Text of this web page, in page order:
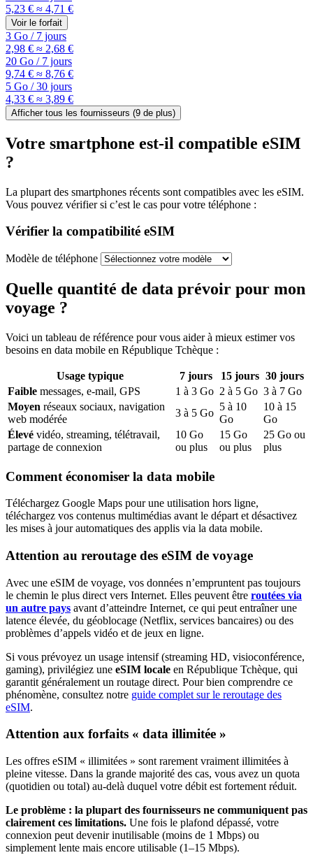
5,23 € ≈ 4,71 €
Voir le forfait
3 Go /7 jours
2,98 € ≈ 2,68 €
20 Go /7 jours
9,74 € ≈ 8,76 €
5 Go /30 jours
4,33 € ≈ 3,89 €
Afficher tous les fournisseurs (9 de plus)
Votre smartphone est-il compatible eSIM
?
La plupart des smartphones récents sont compatibles avec les eSIM.
Vous pouvez vérifier si c’est le cas pour votre téléphone :
Vérifier la compatibilité eSIM
Modèle de téléphone
Quelle quantité de data prévoir pour mon
voyage ?
Voici un tableau de référence pour vous aider à mieux estimer vos
besoins en data mobile en République Tchèque :
Usage typique 7 jours 15 jours 30jours
Faible messages, e-mail, GPS 1 à 3 Go 2 à 5 Go 3 à 7 Go
Moyen réseaux sociaux, navigation
web modérée
3 à 5 Go
5 à 10
Go
10 à 15
Go
Élevé vidéo, streaming, télétravail,
partage de connexion
10 Go
ou plus
15 Go
ou plus
25 Go ou
plus
Comment économiser la data mobile
Téléchargez Google Maps pour une utilisation hors ligne,
téléchargez vos contenus multimédias avant le départ et désactivez
les mises à jour automatiques des applis via la data mobile.
Attention au reroutage des eSIM de voyage
Avec une eSIM de voyage, vos données n’empruntent pas toujours
le chemin le plus direct vers Internet. Elles peuvent être routées via
un autre pays avant d’atteindre Internet, ce qui peut entraîner une
latence élevée, du géoblocage (Netflix, services bancaires) ou des
problèmes d’appels vidéo et de jeux en ligne.
Si vous prévoyez un usage intensif (streaming HD, visioconférence,
gaming), privilégiez une eSIM locale en République Tchèque, qui
garantit généralement un routage direct. Pour bien comprendre ce
phénomène, consultez notre guide complet sur le reroutage des
eSIM.
Attention aux forfaits « data illimitée »
Les offres eSIM « illimitées » sont rarement vraiment illimitées à
pleine vitesse. Dans la grande majorité des cas, vous avez un quota
(quotidien ou total) au-delà duquel votre débit est fortement réduit.
Le problème : la plupart des fournisseurs ne communiquent pas
clairement ces limitations. Une fois le plafond dépassé, votre
connexion peut devenir inutilisable (moins de 1 Mbps) ou
simplement lente mais encore utilisable (1–15 Mbps).